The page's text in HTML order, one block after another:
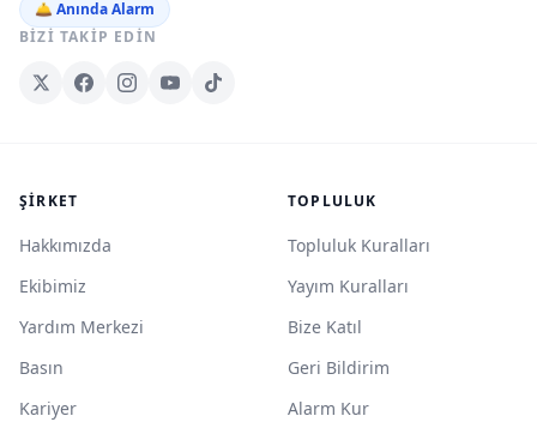
🛎️ Anında Alarm
BIZI TAKIP EDIN
ŞIRKET
Hakkımızda
Ekibimiz
Yardım Merkezi
Basın
Kariyer
TOPLULUK
Topluluk Kuralları
Yayım Kuralları
Bize Katıl
Geri Bildirim
Alarm Kur